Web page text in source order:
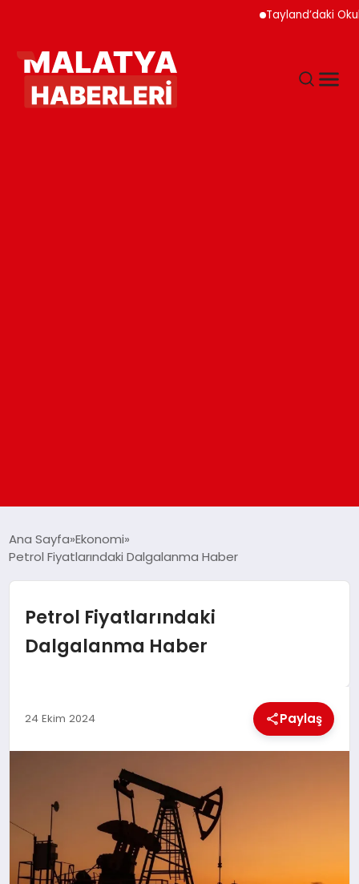
Tayland’daki Okul
DÜNYA
EKONOMI
SAĞLIK
SIYASET
Ana Sayfa Ekonomi
Petrol Fiyatlarındaki Dalgalanma Haber
Petrol Fiyatlarındaki
Dalgalanma Haber
24 Ekim 2024 Paylaş